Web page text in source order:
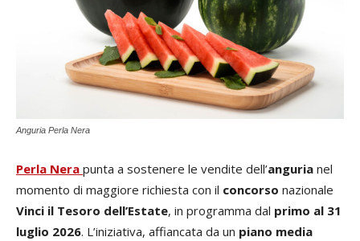
Anguria Perla Nera
Perla Nera punta a sostenere le vendite dell’anguria nel
momento di maggiore richiesta con il concorso nazionale
Vinci il Tesoro dell’Estate, in programma dal primo al 31
luglio 2026. L’iniziativa, affiancata da un piano media